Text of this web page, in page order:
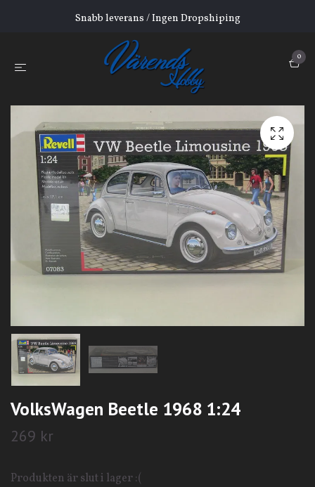
Snabb leverans / Ingen Dropshiping
0
VolksWagen Beetle 1968 1:24
269 kr
Produkten är slut i lager :(